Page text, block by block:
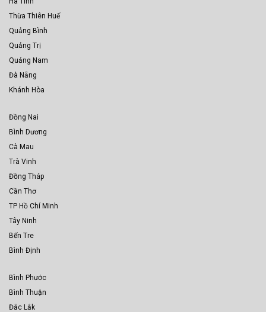
Thừa Thiên Huế
Quảng Bình
Quảng Trị
Quảng Nam
Đà Nẵng
Khánh Hòa
Đồng Nai
Bình Dương
Cà Mau
Trà Vinh
Đồng Tháp
Cần Thơ
TP Hồ Chí Minh
Tây Ninh
Bến Tre
Bình Định
Bình Phước
Bình Thuận
Đắc Lắk